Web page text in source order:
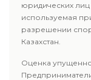
юридических
используемая
разрешении
Казахстан.
Оценка